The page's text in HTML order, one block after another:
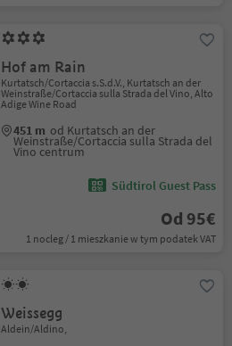
Hof am Rain
Kurtatsch/Cortaccia s.S.d.V., Kurtatsch an der
Weinstraße/Cortaccia sulla Strada del Vino, Alto
Adige Wine Road
451 m od Kurtatsch an der
Weinstraße/Cortaccia sulla Strada del
Vino centrum
Südtirol Guest Pass
Od 95€
1 nocleg / 1 mieszkanie w tym podatek VAT
Weissegg
Aldein/Aldino,